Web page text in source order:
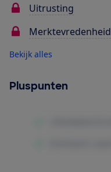
Uitrusting
Merktevredenheid
Bekijk alles
Pluspunten